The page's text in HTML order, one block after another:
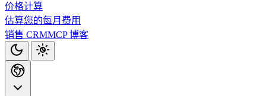
价格计算
估算您的每月费用
销售 CRMMCP博客